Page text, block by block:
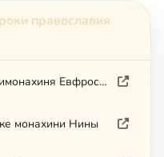
православия
Аннушка-постница (схимонахиня Евфросиния)
монахини Нины